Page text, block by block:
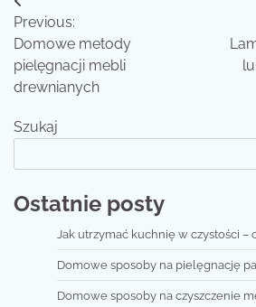
Nawigacja
wpisu
Previous:
Domowe metody
pielęgnacji mebli
drewnianych
Szukaj
Ostatnie posty
Jak utrzymać kuchnię w czystości –
Domowe sposoby na pielęgnację
Domowe sposoby na czyszczenie